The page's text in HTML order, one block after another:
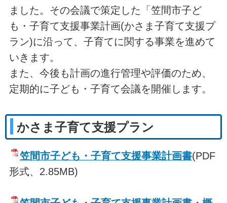
ました。その会議で策定した「笠間市子ど
も・子育て支援事業計画(かさま子育て支援プ
ラン)に沿って、子育てに関する事業を進めて
いきます。
また、今後も計画の進行管理や評価のため、
定期的に子ども・子育て会議を開催します。
かさま子育て支援プラン
笠間市子ども・子育て支援事業計画書(PDF
形式、2.85MB)